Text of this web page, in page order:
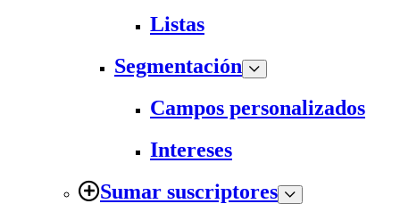
Listas
Segmentación
Campos personalizados
Intereses
Sumar suscriptores